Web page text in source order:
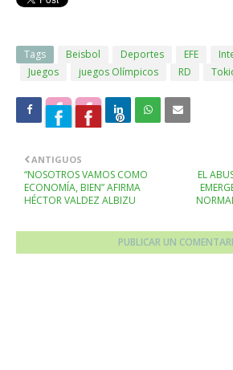
Tags Beisbol Deportes EFE
Juegos
juegos Olímpicos RD
EL
ANTIGUOS
“NOSOTROS VAMOS COMO
ECONOMÍA, BIEN” AFIRMA
HÉCTOR VALDEZ ALBIZU
PUBLICAR UN